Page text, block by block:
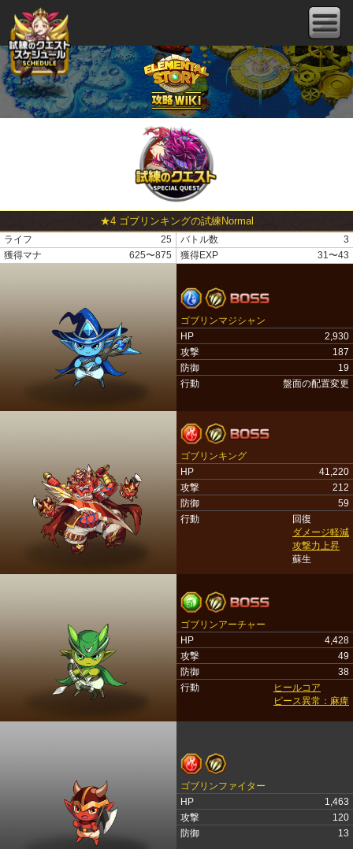
★4 ゴブリンキングの試練Normal
ライフ 25 バトル数
3
獲得マナ
625〜875 獲得EXP 31〜43
ゴブリンマジシャン
HP
2,930
攻撃
187
防御
19
行動
盤面の配置変更
ゴブリンキング
HP
41,220
攻撃
212
防御
59
行動
回復
ダメージ軽減
攻撃力上昇
蘇生
ゴブリンアーチャー
HP
4,428
攻撃
49
防御
38
行動
ヒールコア
ピース異常：麻痺
ゴブリンファイター
HP
1,463
攻撃
120
防御
13